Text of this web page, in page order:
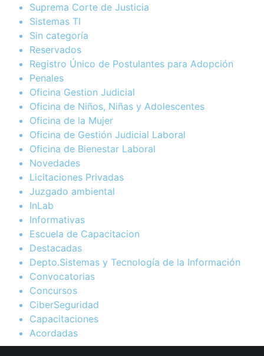
Suprema Corte de Justicia
Sistemas TI
Sin categoría
Reservados
Registro Único de Postulantes para Adopción
Penales
Oficina Gestion Judicial
Oficina de Niños, Niñas y Adolescentes
Oficina de la Mujer
Oficina de Gestión Judicial Laboral
Oficina de Bienestar Laboral
Novedades
Licitaciones Privadas
Juzgado ambiental
InLab
Informativas
Escuela de Capacitacion
Destacadas
Depto.Sistemas y Tecnología de la Información
Convocatorias
Concursos
CiberSeguridad
Capacitaciones
Acordadas